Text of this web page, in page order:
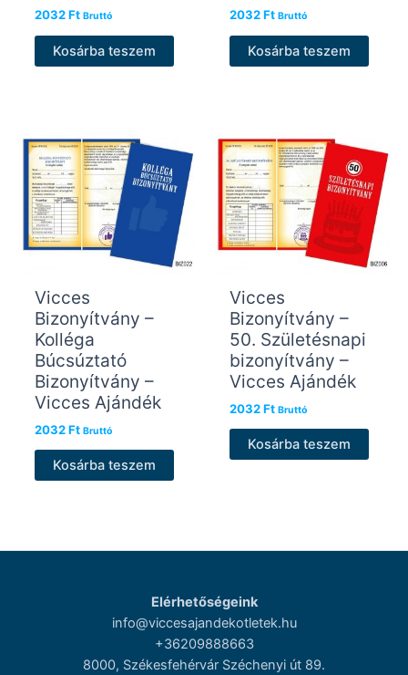
2032Ft Bruttó
Kosárba teszem
2032Ft Bruttó
Kosárba teszem
Vicces
Bizonyítvány –
Kolléga
Búcsúztató
Bizonyítvány –
Vicces Ajándék
2032Ft Bruttó
Kosárba teszem
Vicces
Bizonyítvány –
50. Születésnapi
bizonyítvány –
Vicces Ajándék
2032Ft Bruttó
Kosárba teszem
Elérhetőségeink
info@viccesajandekotletek.hu
+36209888663
8000, Székesfehérvár Széchenyi út 89.